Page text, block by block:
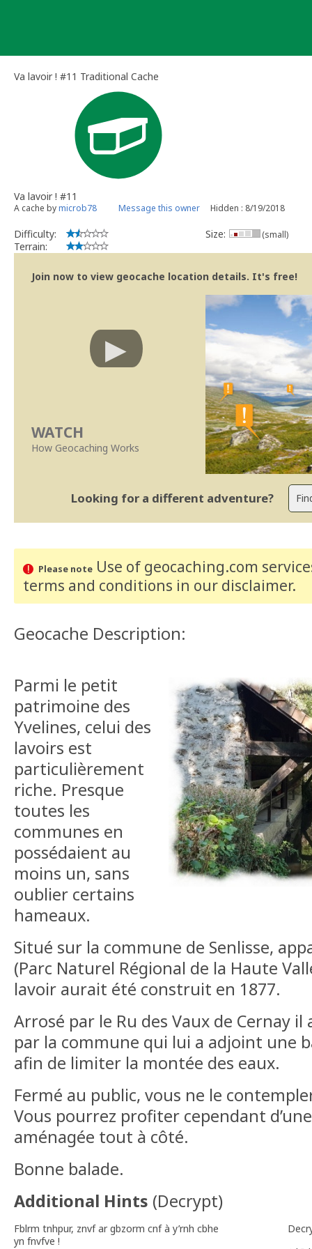
Va lavoir ! #11 Traditional Cache
Va lavoir ! #11
A cache bymicrob78 Message this owner Hidden : 8/19/2018
Difficulty:
Terrain:
Size: (small)
Join now to view geocache location details. It's free!
WATCH
How Geocaching Works
Looking for a different adventure?
Please noteUse of geocaching.com
terms and conditions in our disclaimer.
Geocache Description:
Parmi le petit
patrimoine des
Yvelines, celui des
lavoirs est
particulièrement
riche. Presque
toutes les
communes en
possédaient au
moins un, sans
oublier certains
hameaux.
Situé sur la commune de Senlisse,
(Parc Naturel Régional de la Haute
lavoir aurait été construit en 1877.
Arrosé par le Ru des Vaux de Cernay
par la commune qui lui a adjoint une
afin de limiter la montée des eaux.
Fermé au public, vous ne le
Vous pourrez profiter cependant
aménagée tout à côté.
Bonne balade.
Additional Hints (Decrypt)
Fblrm tnhpur, znvf ar gbzorm cnf à y’rnh cbhe
yn fnvfve !